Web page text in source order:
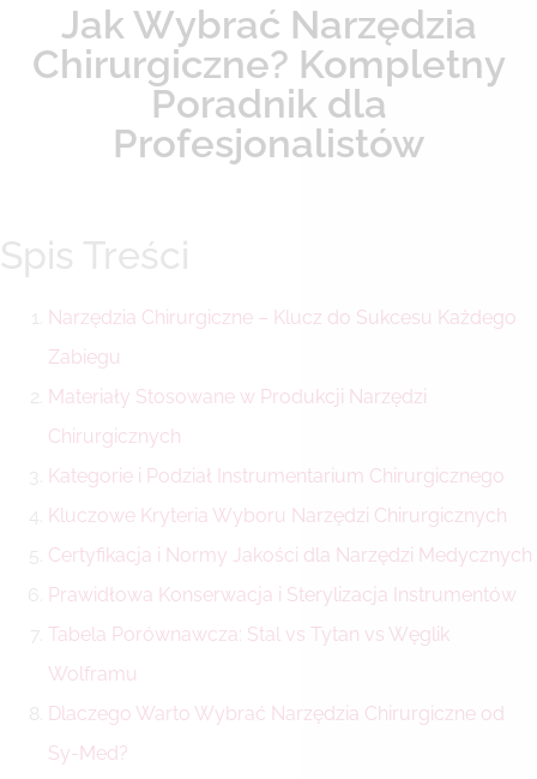
Jak Wybrać Narzędzia
Chirurgiczne? Kompletny
Poradnik dla
Profesjonalistów
Spis Treści
Narzędzia Chirurgiczne – Klucz do Sukcesu Każdego
Zabiegu
Materiały Stosowane w Produkcji Narzędzi
Chirurgicznych
Kategorie i Podział Instrumentarium Chirurgicznego
Kluczowe Kryteria Wyboru Narzędzi Chirurgicznych
Certyfikacja i Normy Jakości dla Narzędzi Medycznych
Prawidłowa Konserwacja i Sterylizacja Instrumentów
Tabela Porównawcza: Stal vs Tytan vs Węglik
Wolframu
Dlaczego Warto Wybrać Narzędzia Chirurgiczne od
Sy-Med?